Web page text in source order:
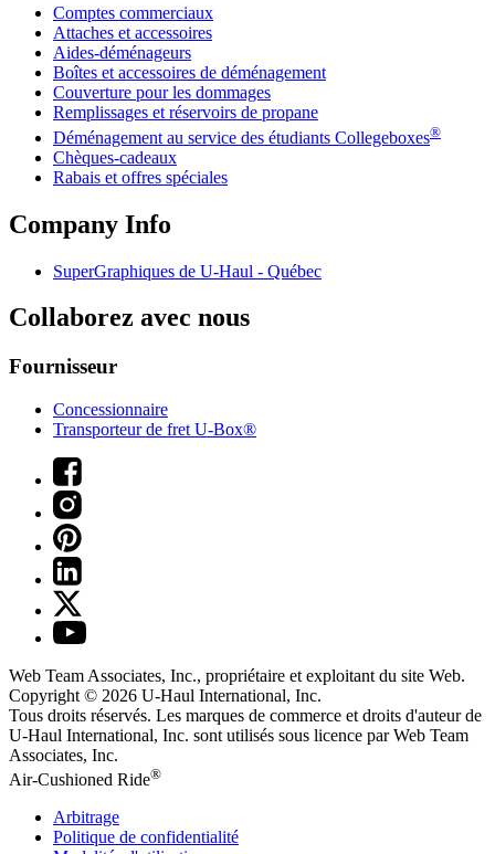
Comptes commerciaux
Attaches et accessoires
Aides-déménageurs
Boîtes et accessoires de déménagement
Couverture pour les dommages
Remplissages et réservoirs de propane
Déménagement au service des étudiants Collegeboxes®
Chèques-cadeaux
Rabais et offres spéciales
Company Info
SuperGraphiques de U-Haul - Québec
Collaborez avec nous
Fournisseur
Concessionnaire
Transporteur de fret U-Box®
Web Team Associates, Inc., propriétaire et exploitant du site Web.
Copyright © 2026 U-Haul International, Inc.
Tous droits réservés. Les marques de commerce et droits d'auteur de
U-Haul International, Inc. sont utilisés sous licence par Web Team
Associates, Inc.
Air-Cushioned Ride®
Arbitrage
Politique de confidentialité